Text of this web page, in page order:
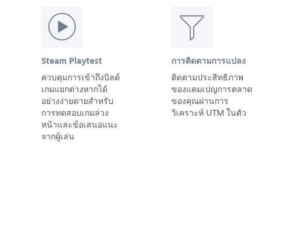
Steam Playtest
ควบคุมการเข้าถึงบิลด์
เกมแยกต่างหากได้
อย่างง่ายดายสำหรับ
การทดสอบเกมล่วง
หน้าและข้อเสนอแนะ
จากผู้เล่น
การติดตามการแปลง
ติดตามประสิทธิภาพ
ของแคมเปญการตลาด
ของคุณผ่านการ
วิเคราะห์ UTM ในตัว